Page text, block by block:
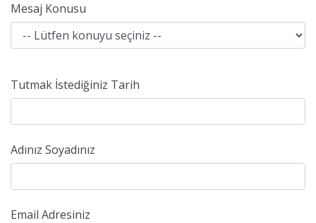
Mesaj Konusu
Tutmak İstediğiniz Tarih
Adınız Soyadınız
Email Adresiniz